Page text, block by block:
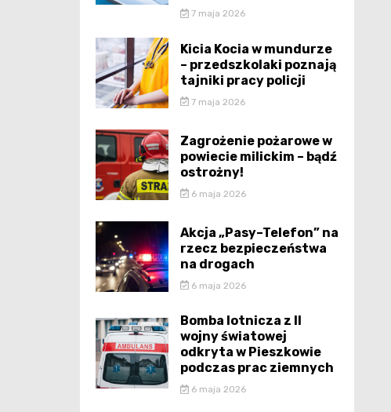
7 maja 2026
Kicia Kocia w mundurze
– przedszkolaki poznają
tajniki pracy policji
7 maja 2026
Zagrożenie pożarowe w
powiecie milickim – bądź
ostrożny!
6 maja 2026
Akcja „Pasy–Telefon” na
rzecz bezpieczeństwa
na drogach
6 maja 2026
Bomba lotnicza z II
wojny światowej
odkryta w Pieszkowie
podczas prac ziemnych
6 maja 2026